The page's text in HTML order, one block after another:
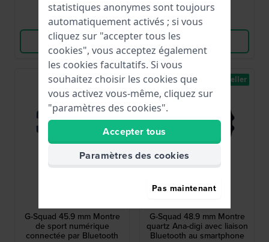
Comparer
Voir les produits
Comparer
Voir les produits
G-Squad 45.9 mm Montre
de sport numérique
connectée par Bluetooth
G-Shock
G-Squad 48.9 mm Montre
quartz Ana-digi avec liaison
Bluetooth au smartphone
Best-seller
statistiques anonymes sont toujours
automatiquement activés ; si vous
cliquez sur "accepter tous les
cookies", vous acceptez également
les cookies facultatifs. Si vous
souhaitez choisir les cookies que
vous activez vous-même, cliquez sur
"paramètres des cookies".
Accepter tous
Paramètres des cookies
Pas maintenant